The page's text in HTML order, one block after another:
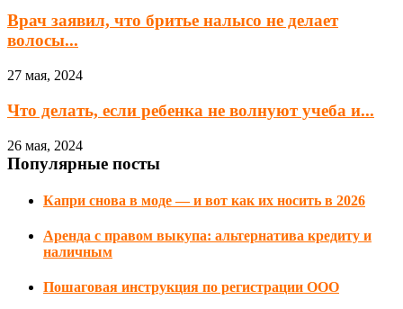
Врач заявил, что бритье налысо не делает
волосы...
27 мая, 2024
Что делать, если ребенка не волнуют учеба и...
26 мая, 2024
Популярные посты
Капри снова в моде — и вот как их носить в 2026
Аренда с правом выкупа: альтернатива кредиту и
наличным
Пошаговая инструкция по регистрации ООО